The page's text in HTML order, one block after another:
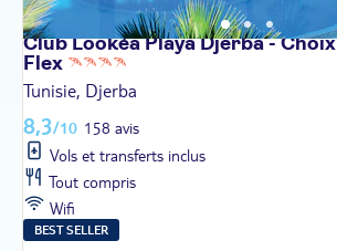
Club Lookéa Playa Djerba - Choix
Flex
Tunisie, Djerba
8,3/10 158 avis
Vols et transferts inclus
Tout compris
Wifi
BEST SELLER